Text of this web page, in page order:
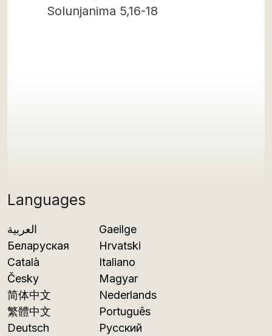
Languages
العربية
Беларуская
Català
Česky
简体中文
繁體中文
Deutsch
Gaeilge
Hrvatski
Italiano
Magyar
Nederlands
Português
Русский
Solunjanima 5,16-18